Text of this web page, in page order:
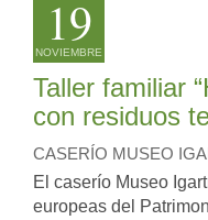
19
NOVIEMBRE
Taller familiar
con residuos
CASERÍO MUSEO
El caserío Museo
europeas del